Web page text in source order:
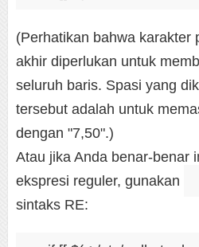
(Perhatikan bahwa karakter
akhir diperlukan untuk
seluruh baris. Spasi yang
tersebut adalah untuk
dengan "7,50".)
Atau jika Anda benar-benar
ekspresi reguler, gunakan
sintaks RE: